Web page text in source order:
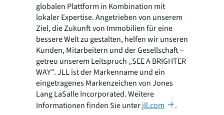
globalen Plattform in Kombination mit
lokaler Expertise. Angetrieben von unserem
Ziel, die Zukunft von Immobilien für eine
bessere Welt zu gestalten, helfen wir unseren
Kunden, Mitarbeitern und der Gesellschaft –
getreu unserem Leitspruch „SEE A BRIGHTER
WAY“. JLL ist der Markenname und ein
eingetragenes Markenzeichen von Jones
Lang LaSalle Incorporated. Weitere
Informationen finden Sie unterjll.com .